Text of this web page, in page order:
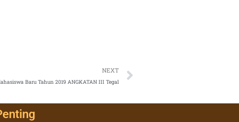
NEXT
Baru Tahun 2019 ANGKATAN III Tegal